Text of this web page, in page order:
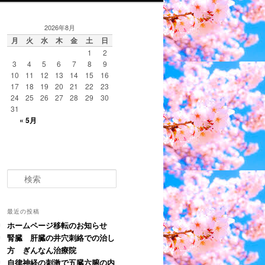
2026年8月
月 火 水 木 金 土 日
1
2
3
4 5 6 7 8
9
10
11 12 13 14 15
16
17
18 19 20 21 22
23
24
25 26 27 28 29
30
31
« 5月
索
最近の投稿
ホームページ移転のお知らせ
腎臓 肝臓の井穴刺絡での治し
方 ぎんなん治療院
自律神経の刺激で五臓六腑の内